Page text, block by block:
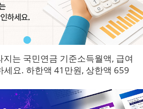
는 국민연금 기준소득월액, 급여
세요. 하한액 41만원, 상한액 659